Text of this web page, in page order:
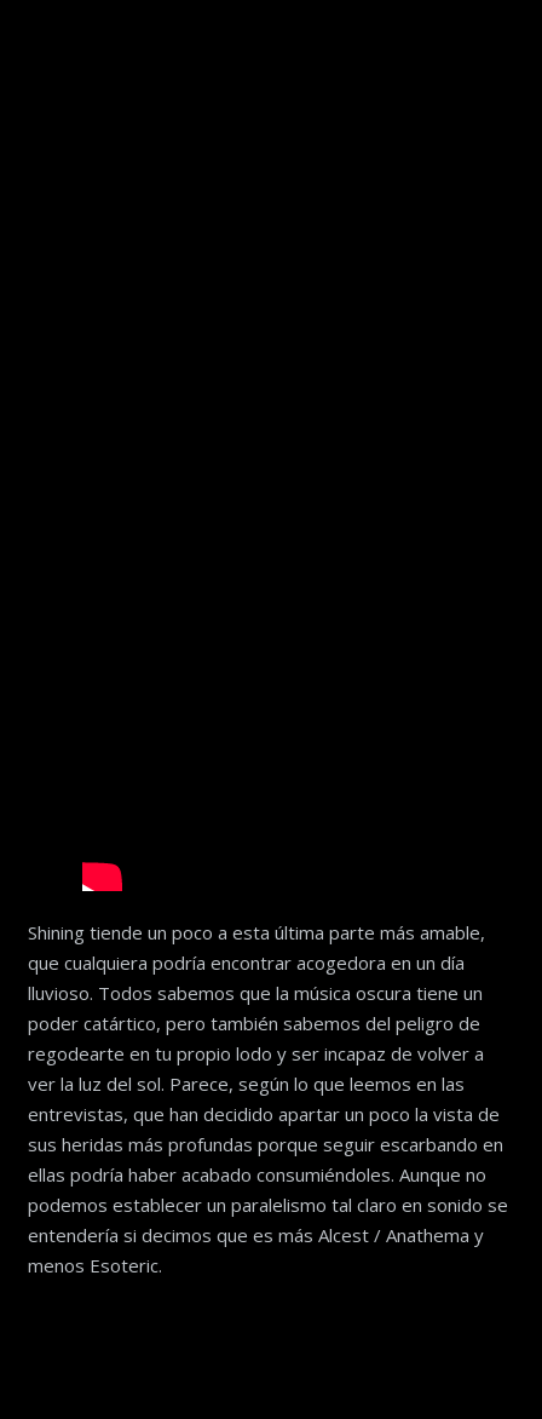
Shining tiende un poco a esta última parte más amable,
que cualquiera podría encontrar acogedora en un día
lluvioso. Todos sabemos que la música oscura tiene un
poder catártico, pero también sabemos del peligro de
regodearte en tu propio lodo y ser incapaz de volver a
ver la luz del sol. Parece, según lo que leemos en las
entrevistas, que han decidido apartar un poco la vista de
sus heridas más profundas porque seguir escarbando en
ellas podría haber acabado consumiéndoles. Aunque no
podemos establecer un paralelismo tal claro en sonido se
entendería si decimos que es más Alcest / Anathema y
menos Esoteric.